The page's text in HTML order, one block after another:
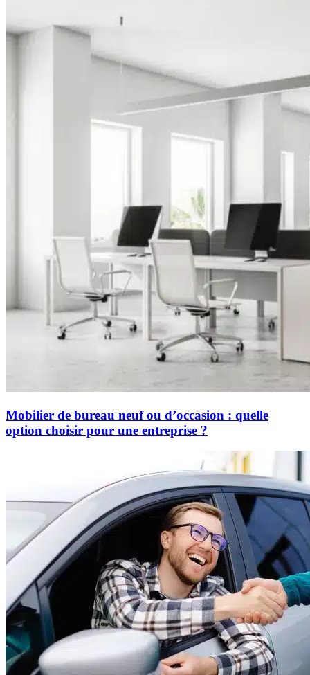
Mobilier de bureau neuf ou d’occasion : quelle
option choisir pour une entreprise ?